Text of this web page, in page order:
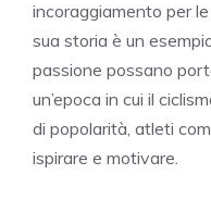
incoraggiamento per
sua storia è un
passione possano
un’epoca in cui il
di popolarità, atleti
ispirare e motivare.